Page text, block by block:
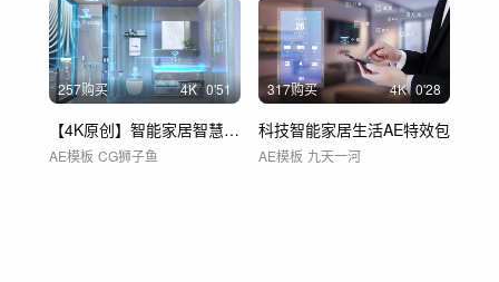
257购买 4K 0'51
【4K原创】智能家居智慧生活AE模板
AE模板 CG狮子鱼
317购买 4K 0'28
科技智能家居生活AE特效包
AE模板 九天一河